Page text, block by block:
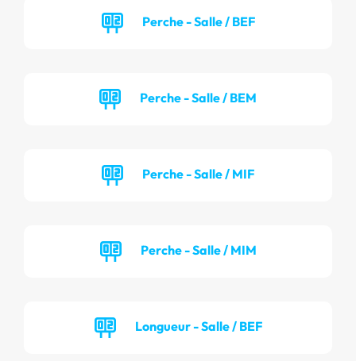
Perche - Salle / BEF
Perche - Salle / BEM
Perche - Salle / MIF
Perche - Salle / MIM
Longueur - Salle / BEF